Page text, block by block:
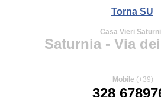
Torna SU
Casa Vieri
Saturnia - Via
Mobile (+39)
328